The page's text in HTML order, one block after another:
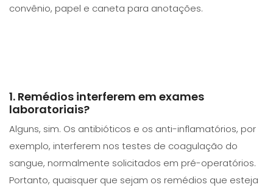
convênio, papel e caneta para anotações.
1. Remédios interferem em exames
laboratoriais?
Alguns, sim. Os antibióticos e os anti-inflamatórios, por
exemplo, interferem nos testes de coagulação do
sangue, normalmente solicitados em pré-operatórios.
Portanto, quaisquer que sejam os remédios que esteja